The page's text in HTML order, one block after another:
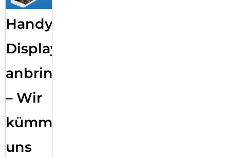
Handy
Displayfolie
anbringen
– Wir
kümmern
uns